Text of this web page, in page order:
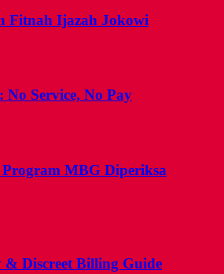
Fitnah Ijazah Jokowi
Service, No Pay
MBG Diperiksa
Discreet Billing Guide